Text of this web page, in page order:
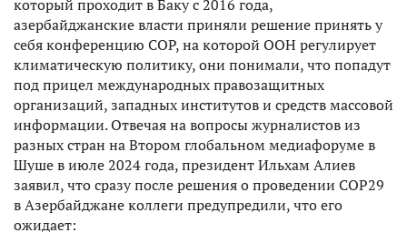
который проходит в Баку с 2016 года,
азербайджанские власти приняли решение принять у
себя конференцию COP, на которой ООН регулирует
климатическую политику, они понимали, что попадут
под прицел международных правозащитных
организаций, западных институтов и средств массовой
информации. Отвечая на вопросы журналистов из
разных стран на Втором глобальном медиафоруме в
Шуше в июле 2024 года, президент Ильхам Алиев
заявил, что сразу после решения о проведении COP29
в Азербайджане коллеги предупредили, что его
ожидает: